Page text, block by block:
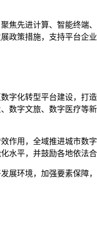
焦先进计算、智能终端
政策措施，支持平台企
字化转型平台建设，
数字文旅、数字医疗等
作用，全域推进城市数
水平，并鼓励各地依法合
发展环境，加强要素保